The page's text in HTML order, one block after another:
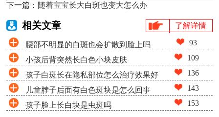
下一篇： 随着宝宝长大白斑也变大怎么办
相关文章 了解详情
腰部不明显的白斑也会扩散到脸上吗 93
小孩后背突然长白色小块皮肤 109
孩子白斑长在隐私部位怎么治疗效果好 136
儿童脖子后面有白色斑块是怎么回事 143
孩子脸上长白块是虫斑吗 153